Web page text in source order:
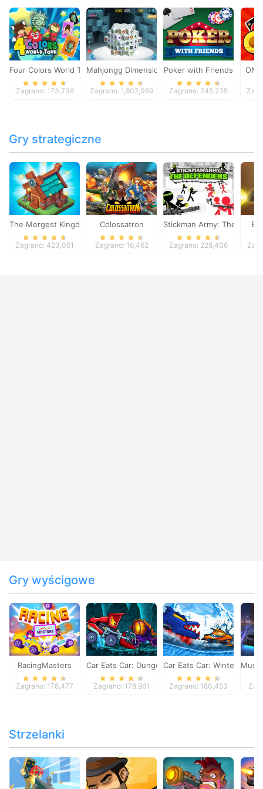
Four Colors World Tour
Zagrano: 173,736
Mahjongg Dimensions
Zagrano: 1,802,069
Poker with Friends
Zagrano: 245,235
Gry strategiczne
The Mergest Kingdom
Zagrano: 423,061
Colossatron
Zagrano: 16,462
Stickman Army: The
Zagrano: 228,406
Gry wyścigowe
RacingMasters
Zagrano: 178,477
Car Eats Car: Dungeon Adventure
Zagrano: 178,961
Car Eats Car: Winter
Zagrano: 180,453
Strzelanki